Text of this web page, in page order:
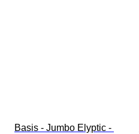
Basis - Jumbo Elyptic -